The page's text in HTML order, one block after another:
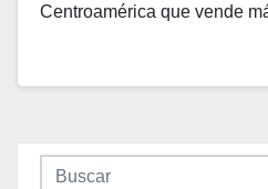
Centroamérica que vende